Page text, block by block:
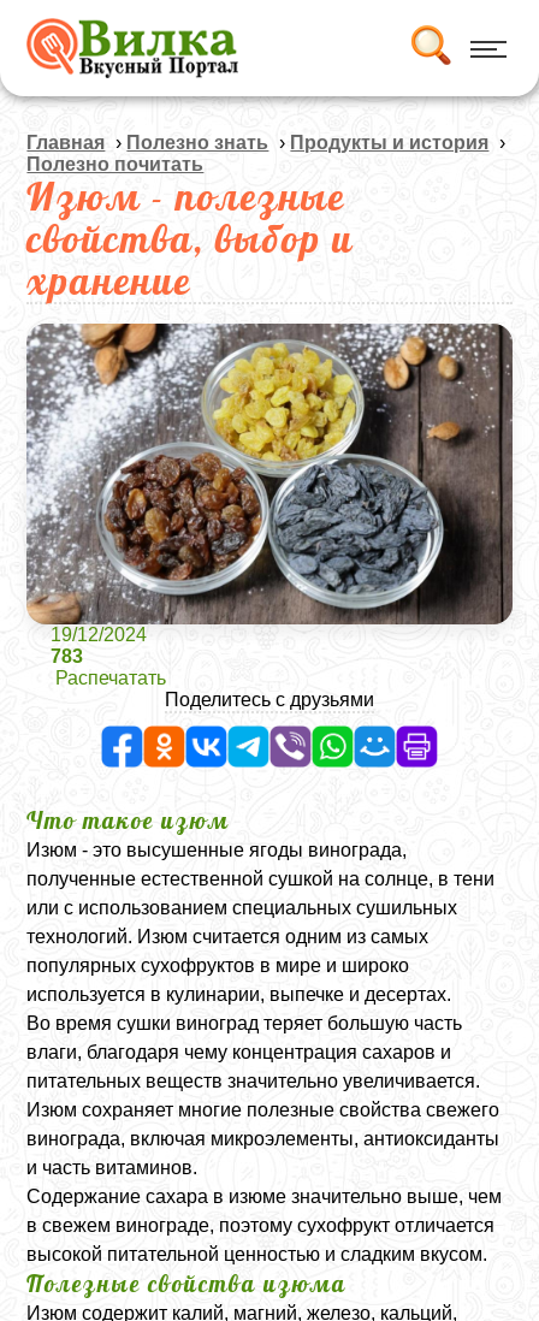
Главная › Полезно знать › Продукты и история ›
Полезно почитать
Изюм - полезные
свойства, выбор и
хранение
19/12/2024
783
Распечатать
Поделитесь с друзьями
Что такое изюм
Изюм - это высушенные ягоды винограда,
полученные естественной сушкой на солнце, в тени
или с использованием специальных сушильных
технологий. Изюм считается одним из самых
популярных сухофруктов в мире и широко
используется в кулинарии, выпечке и десертах.
Во время сушки виноград теряет большую часть
влаги, благодаря чему концентрация сахаров и
питательных веществ значительно увеличивается.
Изюм сохраняет многие полезные свойства свежего
винограда, включая микроэлементы, антиоксиданты
и часть витаминов.
Содержание сахара в изюме значительно выше, чем
в свежем винограде, поэтому сухофрукт отличается
высокой питательной ценностью и сладким вкусом.
Полезные свойства изюма
Изюм содержит калий, магний, железо, кальций,